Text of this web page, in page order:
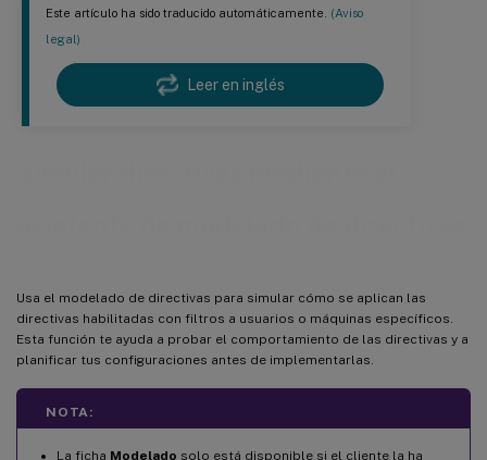
Este artículo ha sido traducido automáticamente. (Aviso
legal)
Leer en inglés
Usa el modelado de directivas para simular cómo se aplican las
directivas habilitadas con filtros a usuarios o máquinas específicos.
Esta función te ayuda a probar el comportamiento de las directivas y a
planificar tus configuraciones antes de implementarlas.
NOTA:
La ficha Modelado solo está disponible si el cliente la ha